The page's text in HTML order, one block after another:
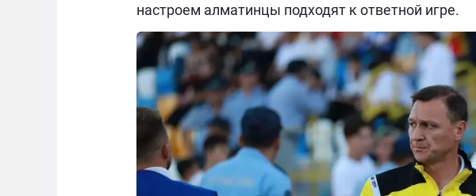
настроем алматинцы подходят к ответной игре.